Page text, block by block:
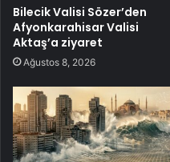
Bilecik Valisi Sözer’den
Afyonkarahisar Valisi
Aktaş’a ziyaret
Ağustos 8, 2026